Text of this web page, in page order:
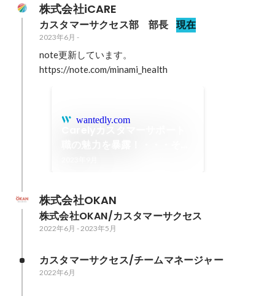
株式会社iCARE
カスタマーサクセス部　部長 現在
2023年6月 -
note更新しています。
https://note.com/minami_health
wantedly.com
株式会社OKAN
株式会社OKAN/カスタマーサクセス
2022年6月 - 2023年5月
カスタマーサクセス/チームマネージャー
2022年6月